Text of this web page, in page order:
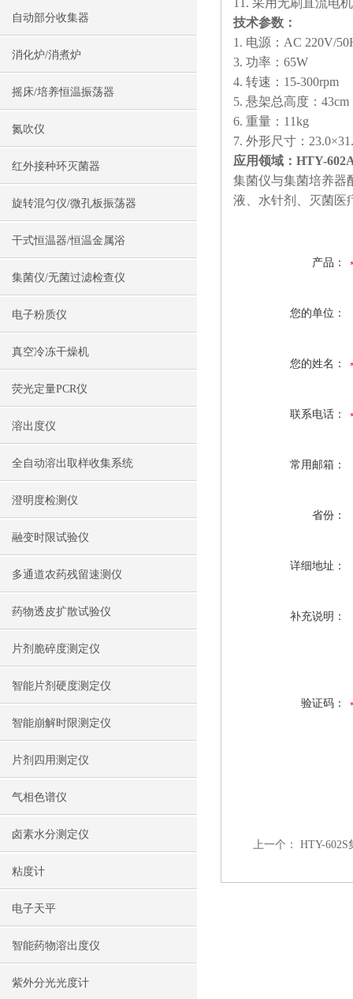
自动部分收集器
消化炉/消煮炉
摇床/培养恒温振荡器
氮吹仪
红外接种环灭菌器
旋转混匀仪/微孔板振荡器
干式恒温器/恒温金属浴
集菌仪/无菌过滤检查仪
电子粉质仪
真空冷冻干燥机
荧光定量PCR仪
溶出度仪
全自动溶出取样收集系统
澄明度检测仪
融变时限试验仪
多通道农药残留速测仪
药物透皮扩散试验仪
片剂脆碎度测定仪
智能片剂硬度测定仪
智能崩解时限测定仪
片剂四用测定仪
气相色谱仪
卤素水分测定仪
粘度计
电子天平
智能药物溶出度仪
紫外分光光度计
11. 采用无刷直流电
技术参数：
1. 电源：AC 220V/
3. 功率：65W
4. 转速：15-300rpm
5. 悬架总高度：43cm
6. 重量：11kg
7. 外形尺寸：
应用领域： HTY-
集菌仪与集菌培养器
液、水针剂、灭菌医
产品：
您的单位：
您的姓名：
联系电话：
常用邮箱：
省份：
详细地址：
补充说明：
验证码：
上一个： HTY-